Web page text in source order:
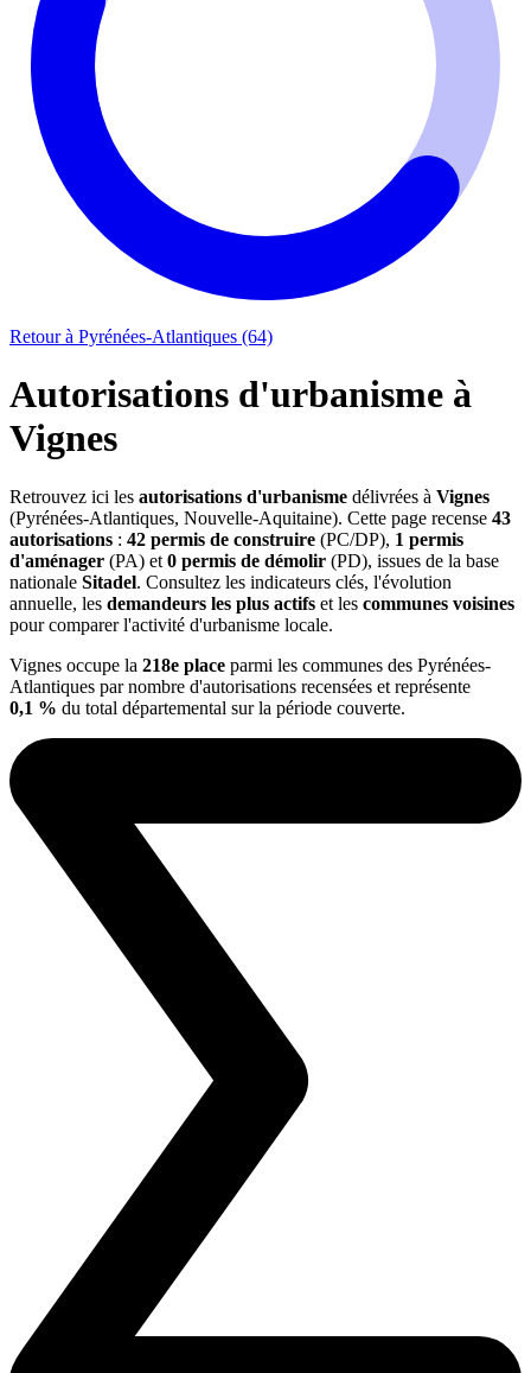
Retour à Pyrénées-Atlantiques (64)
Autorisations d'urbanisme à
Vignes
Retrouvez ici les autorisations d'urbanisme délivrées à Vignes
(Pyrénées-Atlantiques, Nouvelle-Aquitaine). Cette page recense 43
autorisations : 42 permis de construire (PC/DP), 1 permis
d'aménager (PA) et 0 permis de démolir (PD), issues de la base
nationale Sitadel. Consultez les indicateurs clés, l'évolution
annuelle, les demandeurs les plus actifs et les communes voisines
pour comparer l'activité d'urbanisme locale.
Vignes occupe la 218e place parmi les communes des Pyrénées-
Atlantiques par nombre d'autorisations recensées et représente
0,1 % du total départemental sur la période couverte.